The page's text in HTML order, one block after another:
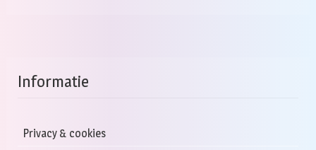
Informatie
Privacy & cookies